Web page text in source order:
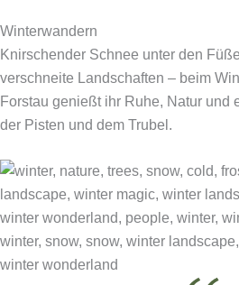
Winterwandern
Knirschender Schnee unter den
verschneite Landschaften – beim
Forstau genießt ihr Ruhe, Natur und
der Pisten und dem Trubel.